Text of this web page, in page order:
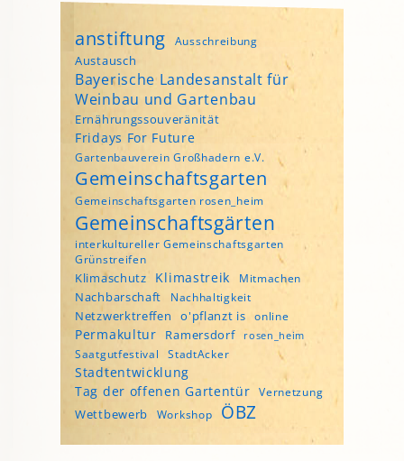
anstiftung Ausschreibung
Austausch
Bayerische Landesanstalt für
Weinbau und Gartenbau
Ernährungssouveränität
Fridays For Future
Gartenbauverein Großhadern e.V.
Gemeinschaftsgarten
Gemeinschaftsgarten rosen_heim
Gemeinschaftsgärten
interkultureller Gemeinschaftsgarten
Grünstreifen
Klimaschutz Klimastreik Mitmachen
Nachbarschaft Nachhaltigkeit
Netzwerktreffen o'pflanzt is online
Permakultur Ramersdorf rosen_heim
Saatgutfestival StadtAcker
Stadtentwicklung
Tag der offenen Gartentür
Vernetzung
Wettbewerb Workshop ÖBZ